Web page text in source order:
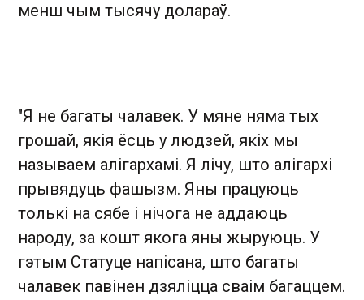
менш чым тысячу долараў.
"Я не багаты чалавек. У мяне няма тых
грошай, якія ёсць у людзей, якіх мы
называем алігархамі. Я лічу, што алігархі
прывядуць фашызм. Яны працуюць
толькі на сябе і нічога не аддаюць
народу, за кошт якога яны жыруюць. У
гэтым Статуце напісана, што багаты
чалавек павінен дзяліцца сваім багаццем.